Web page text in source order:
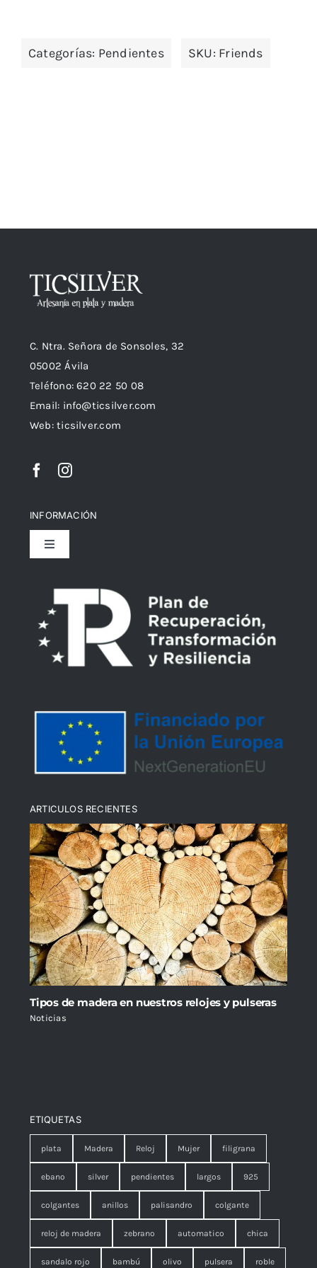
Categorías: Pendientes SKU: Friends
C. Ntra. Señora de Sonsoles, 32
05002 Ávila
Teléfono: 620 22 50 08
Email: info@ticsilver.com
Web: ticsilver.com
INFORMACIÓN
Toggle
Declaración de Accesibilidad
Política de cookies (UE)
ARTICULOS RECIENTES
Tipos de madera en nuestros relojes y pulseras
Noticias
ETIQUETAS
plata Madera Reloj Mujer filigrana
ebano silver pendientes largos 925
colgantes anillos palisandro colgante
reloj de madera zebrano automatico chica
sandalo rojo bambú olivo pulsera roble